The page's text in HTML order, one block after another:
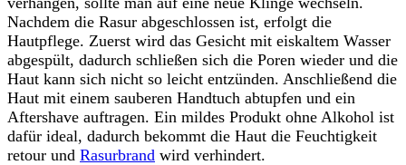
Nachdem die Rasur abgeschlossen ist, erfolgt die
Hautpflege. Zuerst wird das Gesicht mit eiskaltem Wasser
abgespült, dadurch schließen sich die Poren wieder und die
Haut kann sich nicht so leicht entzünden. Anschließend die
Haut mit einem sauberen Handtuch abtupfen und ein
Aftershave auftragen. Ein mildes Produkt ohne Alkohol ist
dafür ideal, dadurch bekommt die Haut die Feuchtigkeit
retour und Rasurbrand wird verhindert.